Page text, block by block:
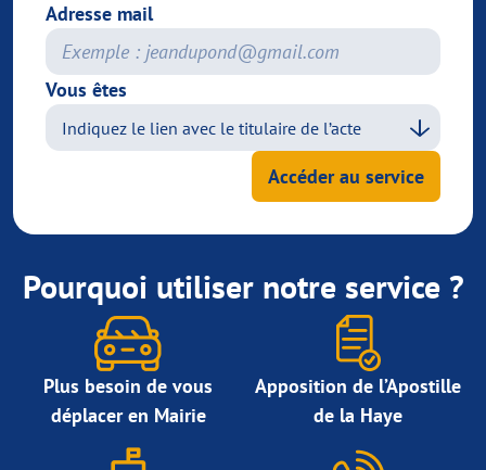
Adresse mail
Vous êtes
Accéder au service
Pourquoi utiliser notre service ?
Plus besoin de vous
déplacer en Mairie
Apposition de l’Apostille
de la Haye